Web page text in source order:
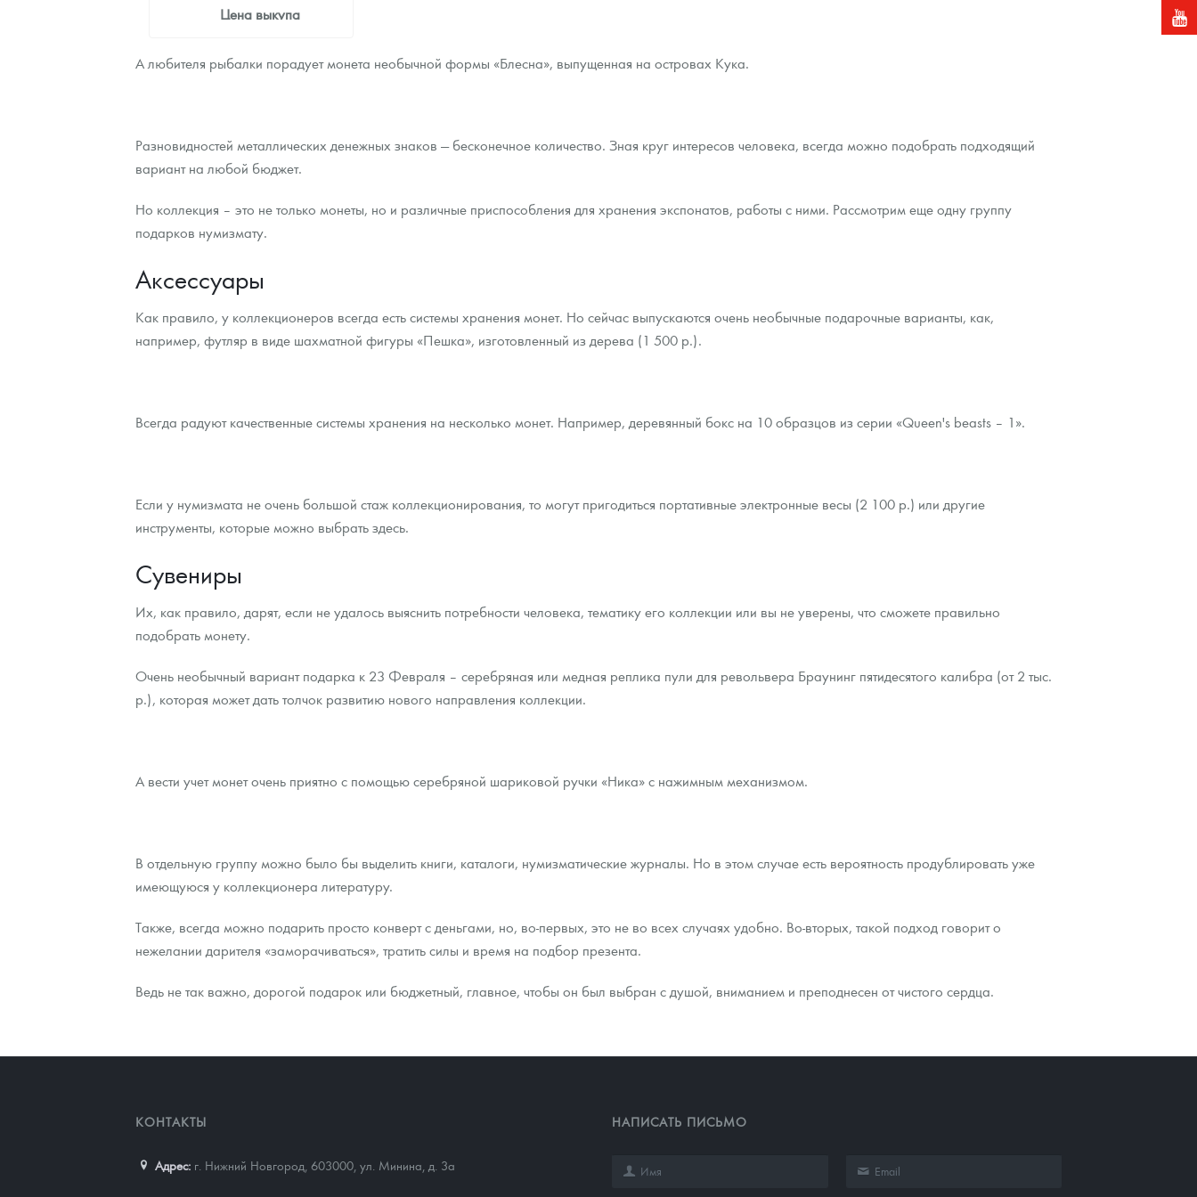
Цена выкупа
А любителя рыбалки порадует монета необычной формы «Блесна», выпущенная на островах Кука.
Разновидностей металлических денежных знаков — бесконечное количество. Зная круг интересов человека, всегда можно подобрать подходящий
вариант на любой бюджет.
Но коллекция – это не только монеты, но и различные приспособления для хранения экспонатов, работы с ними. Рассмотрим еще одну группу
подарков нумизмату.
Аксессуары
Как правило, у коллекционеров всегда есть системы хранения монет. Но сейчас выпускаются очень необычные подарочные варианты, как,
например, футляр в виде шахматной фигуры «Пешка», изготовленный из дерева (1 500 р.).
Всегда радуют качественные системы хранения на несколько монет. Например, деревянный бокс на 10 образцов из серии «Queen's beasts – 1».
Если у нумизмата не очень большой стаж коллекционирования, то могут пригодиться портативные электронные весы (2 100 р.) или другие
инструменты, которые можно выбрать здесь.
Сувениры
Их, как правило, дарят, если не удалось выяснить потребности человека, тематику его коллекции или вы не уверены, что сможете правильно
подобрать монету.
Очень необычный вариант подарка к 23 Февраля – серебряная или медная реплика пули для револьвера Браунинг пятидесятого калибра (от 2 тыс.
р.), которая может дать толчок развитию нового направления коллекции.
А вести учет монет очень приятно с помощью серебряной шариковой ручки «Ника» с нажимным механизмом.
В отдельную группу можно было бы выделить книги, каталоги, нумизматические журналы. Но в этом случае есть вероятность продублировать уже
имеющуюся у коллекционера литературу.
Также, всегда можно подарить просто конверт с деньгами, но, во-первых, это не во всех случаях удобно. Во-вторых, такой подход говорит о
нежелании дарителя «заморачиваться», тратить силы и время на подбор презента.
Ведь не так важно, дорогой подарок или бюджетный, главное, чтобы он был выбран с душой, вниманием и преподнесен от чистого сердца.
КОНТАКТЫ
Адрес: г. Нижний Новгород, 603000 ул. Минина, д. 3а
НАПИСАТЬ ПИСЬМО